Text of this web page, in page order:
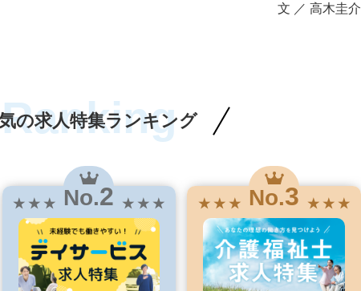
文 ／ 高木圭介
の求人特集ランキング
Ranking
★ ★ ★ No.2 ★ ★ ★ ★ ★ ★ No.3 ★ ★ ★